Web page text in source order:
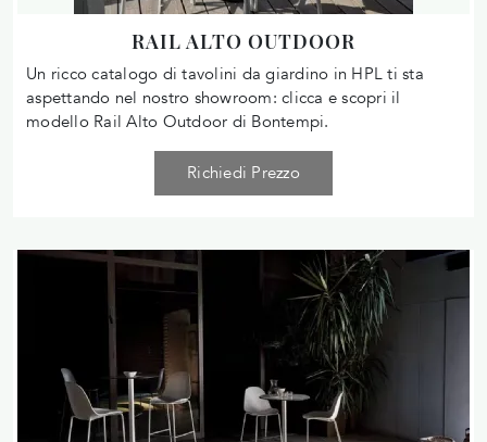
RAIL ALTO OUTDOOR
Un ricco catalogo di tavolini da giardino in HPL ti sta
aspettando nel nostro showroom: clicca e scopri il
modello Rail Alto Outdoor di Bontempi.
Richiedi Prezzo